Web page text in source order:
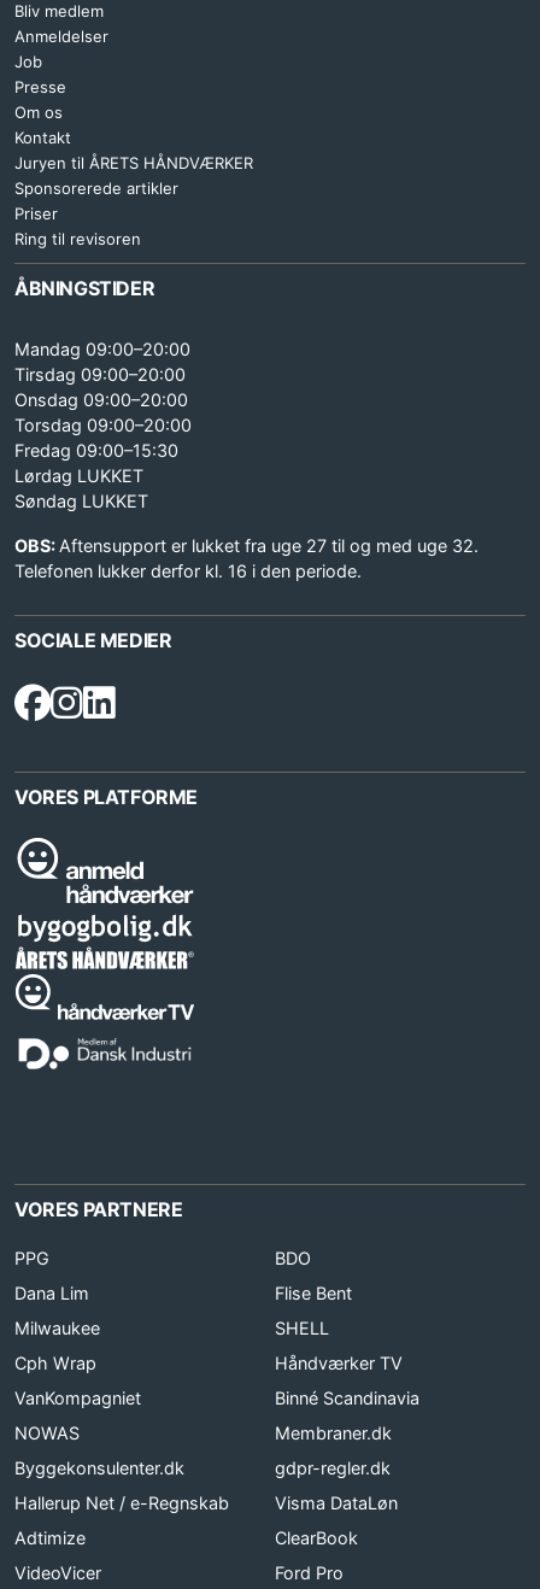
Bliv medlem
Anmeldelser
Job
Presse
Om os
Kontakt
Juryen til ÅRETS HÅNDVÆRKER
Sponsorerede artikler
Priser
Ring til revisoren
ÅBNINGSTIDER
Mandag 09:00–20:00
Tirsdag 09:00–20:00
Onsdag 09:00–20:00
Torsdag 09:00–20:00
Fredag 09:00–15:30
Lørdag LUKKET
Søndag LUKKET
OBS: Aftensupport er lukket fra uge 27 til og med uge 32.
Telefonen lukker derfor kl. 16 i den periode.
SOCIALE MEDIER
VORES PLATFORME
VORES PARTNERE
PPG
BDO
Dana Lim
Flise Bent
Milwaukee
SHELL
Cph Wrap
Håndværker TV
VanKompagniet
Binné Scandinavia
NOWAS
Membraner.dk
Byggekonsulenter.dk
gdpr-regler.dk
Hallerup Net / e-Regnskab
Visma DataLøn
Adtimize
ClearBook
VideoVicer
Ford Pro